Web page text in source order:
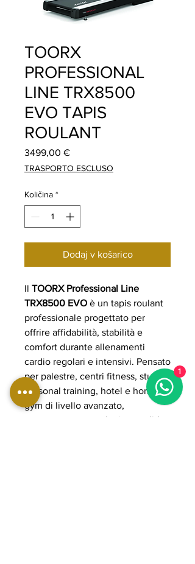
TOORX
PROFESSIONAL
LINE TRX8500
EVO TAPIS
ROULANT
3499,00 €Price
TRASPORTO ESCLUSO
Količina *
Dodaj v košarico
Il TOORX Professional Line
TRX8500 EVO è un tapis roulant
professionale progettato per
offrire affidabilità, stabilità e
comfort durante allenamenti
cardio regolari e intensivi. Pensato
per palestre, centri fitness, studi
personal training, hotel e home
gym di livello avanzato,
rappresenta una soluzione solida
1